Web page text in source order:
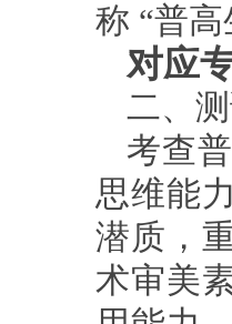
称 “普高
对应
二、
考查
思维能
潜质，
术审美